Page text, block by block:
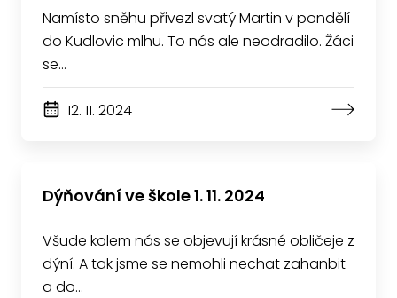
Namísto sněhu přivezl svatý Martin v pondělí
do Kudlovic mlhu. To nás ale neodradilo. Žáci
se…
12. 11. 2024
Dýňování ve škole 1. 11. 2024
Všude kolem nás se objevují krásné obličeje z
dýní. A tak jsme se nemohli nechat zahanbit
a do…